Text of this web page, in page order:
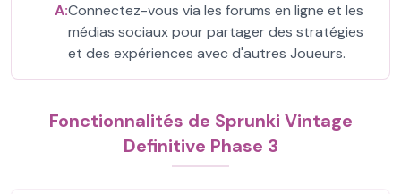
A:Connectez-vous via les forums en ligne et les
médias sociaux pour partager des stratégies
et des expériences avec d'autres Joueurs.
Fonctionnalités de Sprunki Vintage
Definitive Phase 3